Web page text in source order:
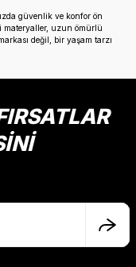
güvenlik ve konfor ön
materyaller, uzun ömürlü
değil, bir yaşam tarzı